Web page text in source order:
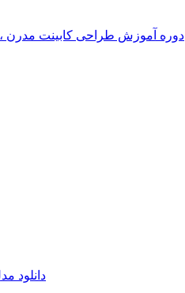
دوره آموزش طراحی کابینت مدرن
دانلود